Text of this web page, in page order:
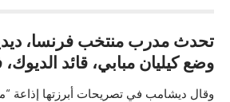
تحدث مدرب منتخب فرنسا،
وضع كيليان مبابي، قائد
وقال ديشامب في تصريحات أبرزتها إذاعة